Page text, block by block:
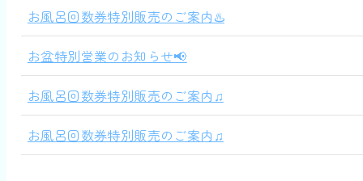
お風呂回数券特別販売のご案内♨️
お盆特別営業のお知らせ📢
お風呂回数券特別販売のご案内♫
お風呂回数券特別販売のご案内♫